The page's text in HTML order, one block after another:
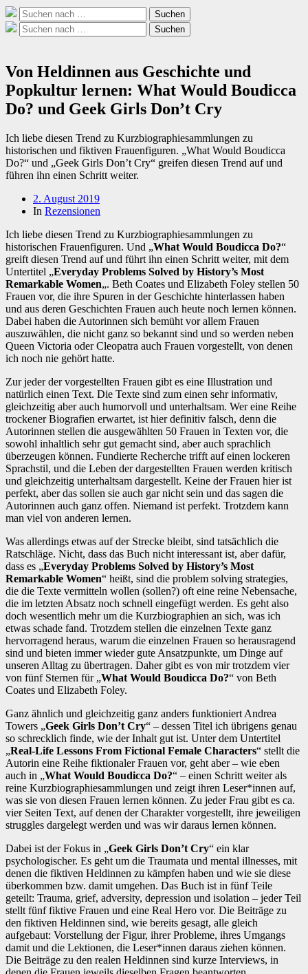
Suche
nach:
Suchen
Suche
nach:
Suchen
Von Heldinnen aus Geschichte und
Popkultur lernen: What Would Boudicca
Do? und Geek Girls Don’t Cry
Ich liebe diesen Trend zu Kurzbiographiesammlungen zu
historischen und fiktiven Frauenfiguren. „What Would Boudicca
Do?“ und „Geek Girls Don’t Cry“ greifen diesen Trend auf und
führen ihn einen Schritt weiter.
Beitragsdatum
2. August 2019
In Rezensionen
Ich liebe diesen Trend zu Kurzbiographiesammlungen zu
historischen Frauenfiguren. Und „What Would Boudicca Do?“
greift diesen Trend auf und führt ihn einen Schritt weiter, mit dem
Untertitel „Everyday Problems Solved by History’s Most
Remarkable Women„. Beth Coates und Elizabeth Foley stellen 50
Frauen vor, die ihre Spuren in der Geschichte hinterlassen haben
und aus deren Geschichten Frauen auch heute noch lernen können.
Dabei haben die Autorinnen sich bemüht vor allem Frauen
auszuwählen, die nicht ganz so bekannt sind und so werden neben
Queen Victoria oder Cleopatra auch Frauen vorgestellt, von denen
ich noch nie gehört hatte.
Zur jeder der vorgestellten Frauen gibt es eine Illustration und
natürlich einen Text. Die Texte sind zum einen sehr informativ,
gleichzeitig aber auch humorvoll und unterhaltsam. Wer eine Reihe
trockener Biografien erwartet, ist hier definitiv falsch, denn die
Autorinnen stellen die ausgewählten 50 Frauen in Texten vor, die
sowohl inhaltlich sehr gut gemacht sind, aber auch sprachlich
überzeugen können. Fundierte Recherche trifft auf einen lockeren
Sprachstil, und die Leben der dargestellten Frauen werden kritisch
und gleichzeitig unterhaltsam dargestellt. Keine der Frauen hier ist
perfekt, aber das sollen sie auch gar nicht sein und das sagen die
Autorinnen auch ganz offen. Niemand ist perfekt. Trotzdem kann
man viel von anderen lernen.
Was allerdings etwas auf der Strecke bleibt, sind tatsächlich die
Ratschläge. Nicht, dass das Buch nicht interessant ist, aber dafür,
dass es „Everyday Problems Solved by History’s Most
Remarkable Women“ heißt, sind die problem solving strategies,
die die Texte vermitteln wollen (sollen?) oft eine reine Nebensache,
die im letzten Absatz noch schnell eingefügt werden. Es geht also
doch wesentlich mehr um die Kurzbiographien an sich, was ich
etwas schade fand. Trotzdem stellen die einzelnen Texte ganz
hervorragend heraus, warum die einzelnen Frauen so herausragend
sind und bieten immer wieder gute Ansatzpunkte, um Dinge auf
unseren Alltag zu übertragen. Daher gibt es von mir trotzdem vier
von fünf Sternen für „What Would Boudicca Do?“ von Beth
Coates und Elizabeth Foley.
Ganz ähnlich und gleichzeitig ganz anders funktioniert Andrea
Towers „Geek Girls Don’t Cry“ – dessen Titel ich übrigens genau
so schrecklich finde, wie der Inhalt gut ist. Unter dem Untertitel
„Real-Life Lessons From Fictional Female Characters“ stellt die
Autorin eine Reihe fiktionaler Frauen vor, geht aber – wie eben
auch in „What Would Boudicca Do?“ – einen Schritt weiter als
reine Kurzbiographiesammlungen und zeigt ihren Leser*innen auf,
was sie von diesen Frauen lernen können. Zu jeder Frau gibt es ca.
vier Seiten Text, auf denen der Charakter vorgestellt, ihre jeweiligen
struggles dargelegt werden und was wir daraus lernen können.
Dabei ist der Fokus in „Geek Girls Don’t Cry“ ein klar
psychologischer. Es geht um die Traumata und mental illnesses, mit
denen die fiktiven Heldinnen zu kämpfen haben und wie sie diese
überkommen bzw. damit umgehen. Das Buch ist in fünf Teile
geteilt: Trauma, grief, adversity, depression und isolation – jeder Teil
stellt fünf fiktive Frauen und eine Real Hero vor. Die Beiträge zu
den fiktiven Heldinnen sind, wie bereits gesagt, alle gleich
aufgebaut: Vorstellung der Figur, ihrer Probleme, ihres Umgangs
damit und die Lektionen, die Leser*innen daraus ziehen können.
Die Beiträge zu den realen Heldinnen sind kurze Interviews, in